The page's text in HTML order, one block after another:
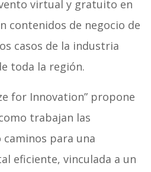
virtual y gratuito en
contenidos de negocio de
casos de la industria
toda la región.
for Innovation” propone
trabajan las
para una
eficiente, vinculada a un